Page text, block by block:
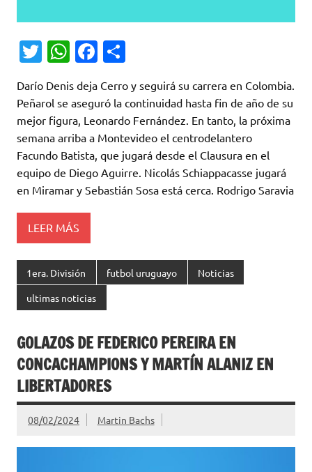
T
it
te
r
W
at
s
A
p
p
Fa
e
b
o
o
k
m
p
ar
ti
r
Darío Denis deja Cerro y seguirá su carrera en Colombia.
Peñarol se aseguró la continuidad hasta fin de año de su
mejor figura, Leonardo Fernández. En tanto, la próxima
semana arriba a Montevideo el centrodelantero
Facundo Batista, que jugará desde el Clausura en el
equipo de Diego Aguirre. Nicolás Schiappacasse jugará
en Miramar y Sebastián Sosa está cerca. Rodrigo Saravia
LEER MÁS
1era. División futbol uruguayo Noticias
ultimas noticias
GOLAZOS DE FEDERICO PEREIRA EN
CONCACHAMPIONS Y MARTÍN ALANIZ EN
LIBERTADORES
08/02/2024 Martin Bachs